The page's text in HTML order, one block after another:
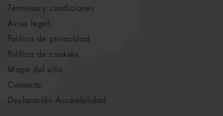
Términos y condiciones
Aviso legal
Política de privacidad
Política de cookies
Mapa del sitio
Contacto
Declaración Accesibilidad